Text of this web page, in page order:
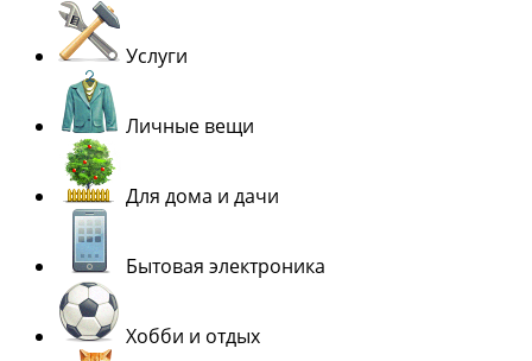
Услуги
Личные вещи
Для дома и дачи
Бытовая электроника
Хобби и отдых